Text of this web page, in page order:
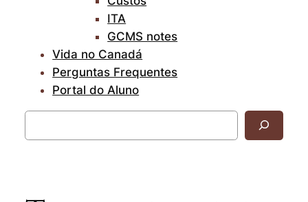
ITA
GCMS notes
Vida no Canadá
Perguntas Frequentes
Portal do Aluno
Pesquisar